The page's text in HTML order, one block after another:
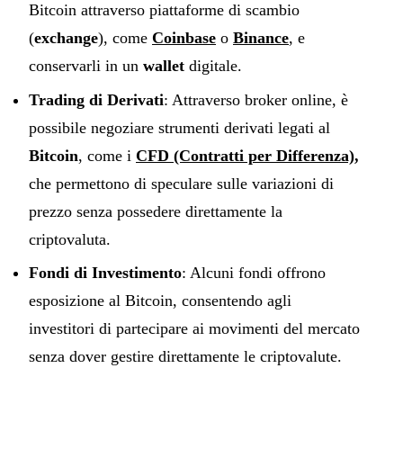
Bitcoin attraverso piattaforme di scambio
(exchange), come Coinbase o Binance, e
conservarli in un wallet digitale.
Trading di Derivati: Attraverso broker online, è
possibile negoziare strumenti derivati legati al
Bitcoin, come i CFD (Contratti per Differenza),
che permettono di speculare sulle variazioni di
prezzo senza possedere direttamente la
criptovaluta.
Fondi di Investimento: Alcuni fondi offrono
esposizione al Bitcoin, consentendo agli
investitori di partecipare ai movimenti del mercato
senza dover gestire direttamente le criptovalute.